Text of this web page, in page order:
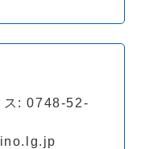
ス: 0748-52-